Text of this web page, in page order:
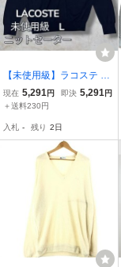
【未使用級】ラコステ ニ
ット セーター L ダークネ
イビー 同色ロゴ クルーネ
イビー 極美品 使用感無し
現在 5,291 円 即決 5,291 円
＋送料230円
入札 - 残り 2日